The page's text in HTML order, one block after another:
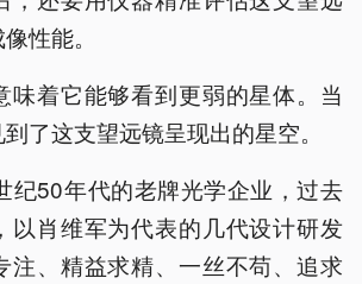
性能。
味着它能够看到更弱的星体。当
了这支望远镜呈现出的星空。
纪50年代的老牌光学企业，过去
以肖维军为代表的几代设计研发
注、精益求精、一丝不苟、追求